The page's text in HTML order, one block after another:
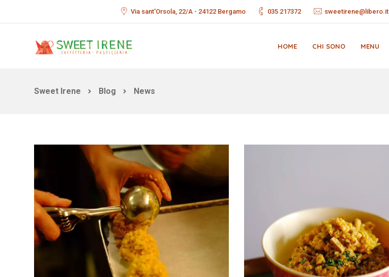
Via sant'Orsola, 22/A - 24122 Bergamo 035 217372 sweetirene@libero.it
HOME CHI SONO MENU
Sweet Irene Blog News